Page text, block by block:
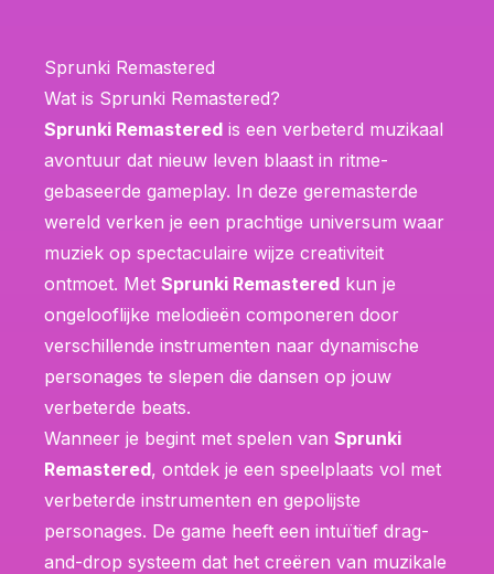
Sprunki Remastered
Wat is Sprunki Remastered?
Sprunki Remastered is een verbeterd muzikaal
avontuur dat nieuw leven blaast in ritme-
gebaseerde gameplay. In deze geremasterde
wereld verken je een prachtige universum waar
muziek op spectaculaire wijze creativiteit
ontmoet. Met Sprunki Remastered kun je
ongelooflijke melodieën componeren door
verschillende instrumenten naar dynamische
personages te slepen die dansen op jouw
verbeterde beats.
Wanneer je begint met spelen van Sprunki
Remastered, ontdek je een speelplaats vol met
verbeterde instrumenten en gepolijste
personages. De game heeft een intuïtief drag-
and-drop systeem dat het creëren van muzikale